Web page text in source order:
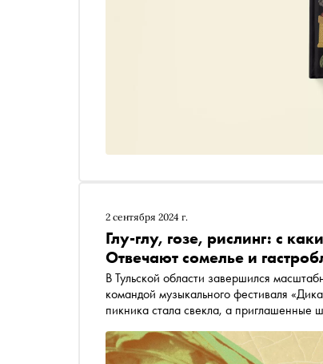
2 сентября 2024 г.
Глу-глу, гозе, рислинг: с
Отвечают сомелье и
В Тульской области завершился
командой музыкального фестиваля
пикника стала свекла, а приглашенные
напитки — профессиональные сомелье и